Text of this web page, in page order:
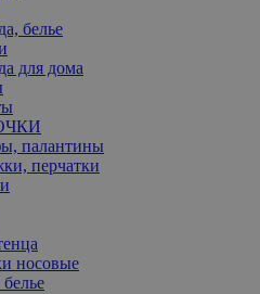
белье
для дома
палантины
перчатки
носовые